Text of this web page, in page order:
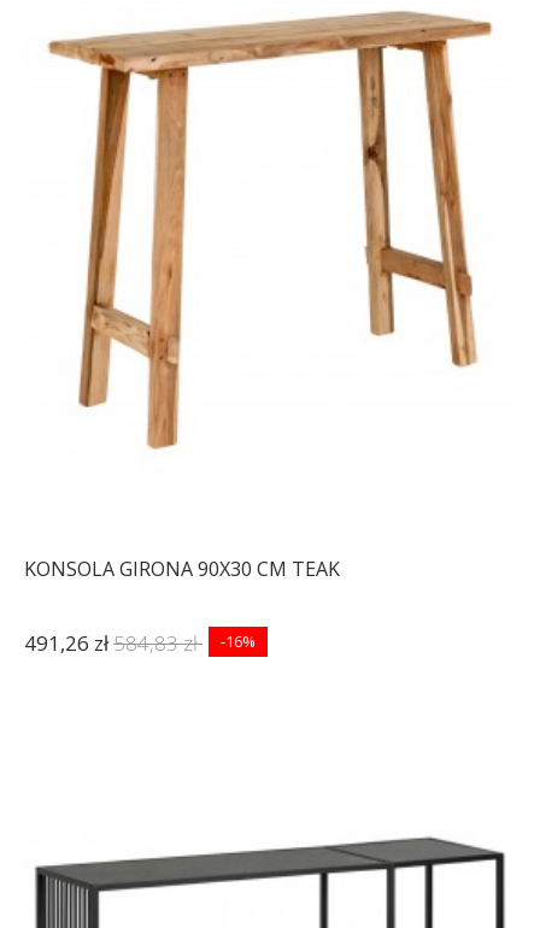
KONSOLA GIRONA 90X30 CM TEAK
491,26 zł584,83 zł -16%